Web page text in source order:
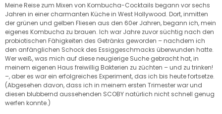
Meine Reise zum Mixen von Kombucha-Cocktails begann vor sechs
Jahren in einer charmanten Küche in West Hollywood. Dort, inmitten
der grünen und gelben Fliesen aus den 60er Jahren, begann ich, mein
eigenes Kombucha zu brauen. Ich war Jahre zuvor süchtig nach den
probiotischen Fähigkeiten des Getränks geworden – nachdem ich
den anfänglichen Schock des Essiggeschmacks überwunden hatte.
Wer weiß, was mich auf diese neugierige Suche gebracht hat, in
meinem eigenen Haus freiwillig Bakterien zu züchten – und zu trinken!
–, aber es war ein erfolgreiches Experiment, das ich bis heute fortsetze.
(Abgesehen davon, dass ich in meinem ersten Trimester war und
diesen blubbernd aussehenden SCOBY natürlich nicht schnell genug
werfen konnte.)